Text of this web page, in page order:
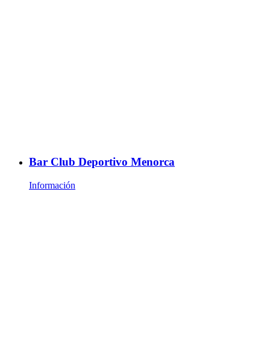
Bar Club Deportivo Menorca
Información